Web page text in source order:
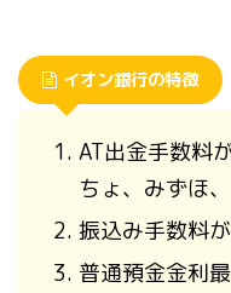
イオン銀行の特徴
AT出金手数料
ちょ、みずほ
振込み手数料
普通預金金利